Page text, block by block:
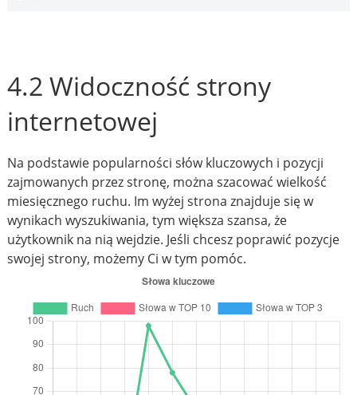
4.2 Widoczność strony
internetowej
Na podstawie popularności słów kluczowych i pozycji
zajmowanych przez stronę, można szacować wielkość
miesięcznego ruchu. Im wyżej strona znajduje się w
wynikach wyszukiwania, tym większa szansa, że
użytkownik na nią wejdzie. Jeśli chcesz poprawić pozycje
swojej strony, możemy Ci w tym pomóc.